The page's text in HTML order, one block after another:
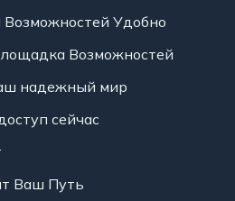
Удобно
Возможностей
надежный мир
сейчас
Ваш Путь